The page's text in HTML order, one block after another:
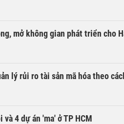
mở không gian phát triển cho
lý rủi ro tài sản mã hóa theo
4 dự án 'ma' ở TP HCM